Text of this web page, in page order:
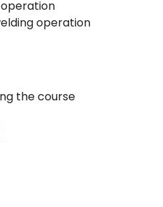
operation
the course